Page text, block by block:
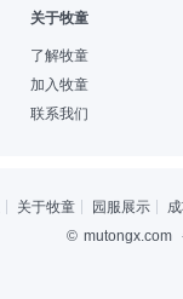
关于牧童
了解牧童
加入牧童
联系我们
关于牧童 园服展示
© mutongx.com